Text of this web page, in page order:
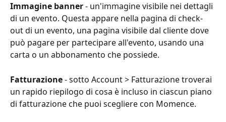
Immagine banner - un'immagine visibile nei dettagli
di un evento. Questa appare nella pagina di check-
out di un evento, una pagina visibile dal cliente dove
può pagare per partecipare all'evento, usando una
carta o un abbonamento che possiede.
Fatturazione - sotto Account > Fatturazione troverai
un rapido riepilogo di cosa è incluso in ciascun piano
di fatturazione che puoi scegliere con Momence.